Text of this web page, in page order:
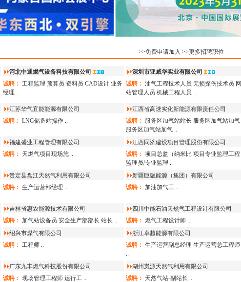
诚聘：LNG点供气化站驻点操
...
广东港能新能源科技有限公
9.16
理...
广东港能新能源科技有限公
诚聘：LNG点供技术和建站经
理...
广东港能新能源科技有限公
诚聘：LNG点供业务开发经
理...
河北盛德燃气有限公司
>>免费申请加入 >>更多招聘职位
河北中通燃气设备科技有限公司
诚聘： 工程监理 预算员 资料员 CAD设计 业务
经理 ..
深圳市亚威华实业有限公司
诚聘： 油气工程技术人员 无损探伤技术员 网
站管理人员 机械工程人员 ..
江苏华气宜能能源有限公司
诚聘： LNG储备站操作 ..
江西省高速实化新能源有限责任公司
诚聘： 服务区加气站站长 服务区加气站加气
服务区加气站加气 ..
福建盛业工程管理有限公司
诚聘： 天燃气项目现场施 ..
江西同济建设项目管理股份有限公司
诚聘： 项目总监（纳米比 项目专业监理工程
监理员/专业监理 ..
贵定县盘江天然气利用有限公司
诚聘： 生产运营部经理 ..
新疆巨融能源（集团）有限公司
诚聘： 加油加气工 ..
吉林省惠农能源技术有限公司
诚聘： 加气站设备员 安全生产部部长 站长 ..
四川中能石油天然气工程设计有限公司
诚聘： 燃气工程设计师 ..
绍兴市煤气有限公司
诚聘： 工程师 ..
浙江卓越能源有限公司
诚聘： 生产运营副总经理 生产运营总工程师
..
广东九丰燃气科技股份有限公司
诚聘： 现场管理工程师 运行工 ..
湖州岚源天然气利用有限公司
诚聘： 天然气站-副站长 ..